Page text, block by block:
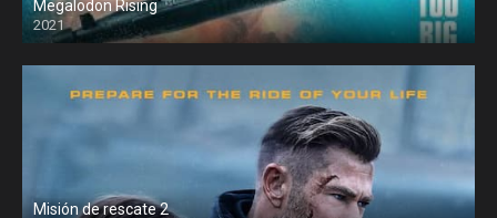
Megalodon Rising
2021
Misión de rescate 2